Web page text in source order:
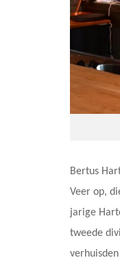
Bertus
Veer op,
jarige
tweede